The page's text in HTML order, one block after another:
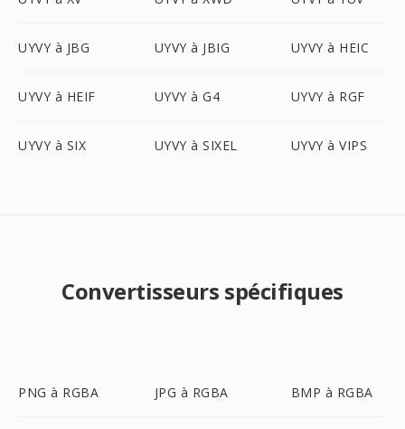
UYVY à JBG UYVY à JBIG UYVY à HEIC
UYVY à HEIF UYVY à G4 UYVY à RGF
UYVY à SIX UYVY à SIXEL UYVY à VIPS
Convertisseurs spécifiques
PNG à RGBA JPG à RGBA BMP à RGBA